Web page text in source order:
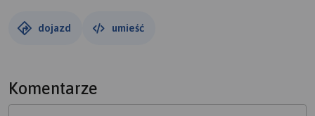
dojazd umieść
Komentarze